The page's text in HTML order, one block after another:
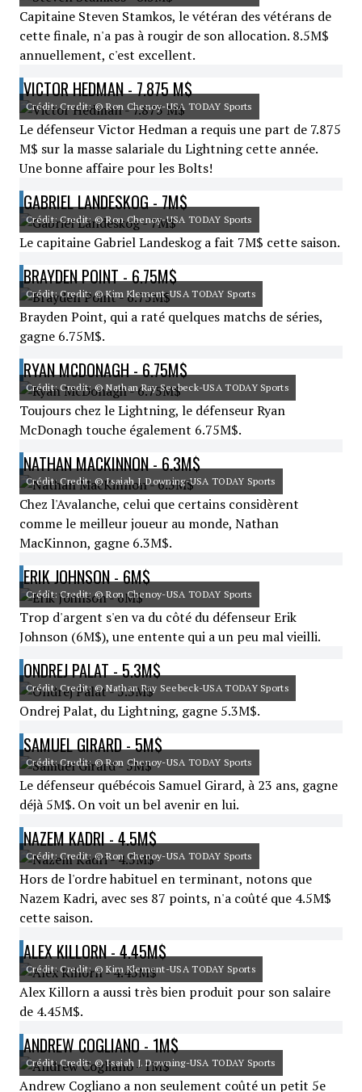
Capitaine Steven Stamkos, le vétéran des vétérans de
cette finale, n'a pas à rougir de son allocation. 8.5M$
annuellement, c'est excellent.
VICTOR HEDMAN - 7.875 M$
Crédit: Credit: © Ron Chenoy-USA TODAY Sports
Le défenseur Victor Hedman a requis une part de 7.875
M$ sur la masse salariale du Lightning cette année.
Une bonne affaire pour les Bolts!
GABRIEL LANDESKOG - 7M$
Crédit: Credit: © Ron Chenoy-USA TODAY Sports
Le capitaine Gabriel Landeskog a fait 7M$ cette saison.
BRAYDEN POINT - 6.75M$
Crédit: Credit: © Kim Klement-USA TODAY Sports
Brayden Point, qui a raté quelques matchs de séries,
gagne 6.75M$.
RYAN MCDONAGH - 6.75M$
Crédit: Credit: © Nathan Ray Seebeck-USA TODAY Sports
Toujours chez le Lightning, le défenseur Ryan
McDonagh touche également 6.75M$.
NATHAN MACKINNON - 6.3M$
Crédit: Credit: © Isaiah J. Downing-USA TODAY Sports
Chez l'Avalanche, celui que certains considèrent
comme le meilleur joueur au monde, Nathan
MacKinnon, gagne 6.3M$.
ERIK JOHNSON - 6M$
Crédit: Credit: © Ron Chenoy-USA TODAY Sports
Trop d'argent s'en va du côté du défenseur Erik
Johnson (6M$), une entente qui a un peu mal vieilli.
ONDREJ PALAT - 5.3M$
Crédit: Credit: © Nathan Ray Seebeck-USA TODAY Sports
Ondrej Palat, du Lightning, gagne 5.3M$.
SAMUEL GIRARD - 5M$
Crédit: Credit: © Ron Chenoy-USA TODAY Sports
Le défenseur québécois Samuel Girard, à 23 ans, gagne
déjà 5M$. On voit un bel avenir en lui.
NAZEM KADRI - 4.5M$
Crédit: Credit: © Ron Chenoy-USA TODAY Sports
Hors de l'ordre habituel en terminant, notons que
Nazem Kadri, avec ses 87 points, n'a coûté que 4.5M$
cette saison.
ALEX KILLORN - 4.45M$
Crédit: Credit: © Kim Klement-USA TODAY Sports
Alex Killorn a aussi très bien produit pour son salaire
de 4.45M$.
ANDREW COGLIANO - 1M$
Crédit: Credit: © Isaiah J. Downing-USA TODAY Sports
Andrew Cogliano a non seulement coûté un petit 5e